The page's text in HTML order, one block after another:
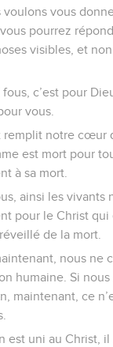
vous
pourrez
visibles, et
c’est pour
vous.
remplit notre cœur
est mort pour
à sa mort.
ainsi les vivants
pour le Christ
de la mort.
nous ne
humaine. Si
maintenant, ce
est uni au Christ, il